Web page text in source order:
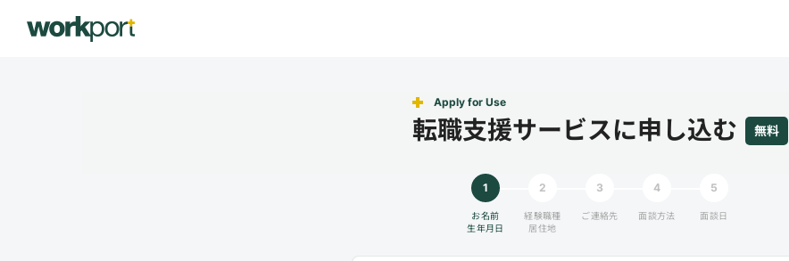
Apply for Use
転職支援サービスに申し込む 無料
1
お名前
生年月日
2
経験職種
居住地
3
ご連絡先
4
面談方法
5
面談日